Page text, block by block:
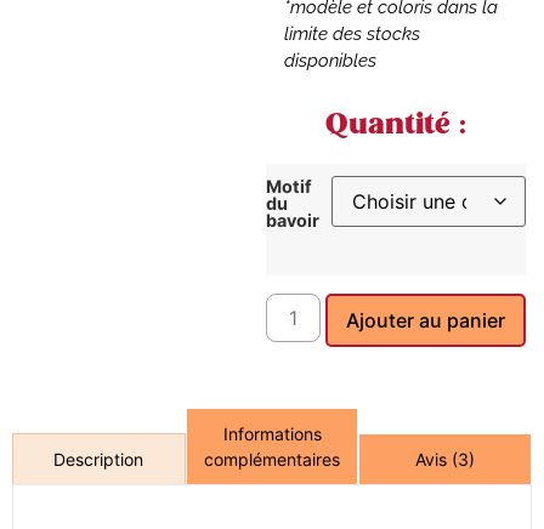
*modèle et coloris dans la
limite des stocks
disponibles
Quantité :
Motif
du
bavoir
Ajouter au panier
Description
Informations
complémentaires
Avis (3)